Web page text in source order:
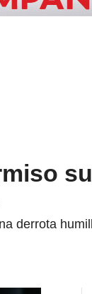
derrota